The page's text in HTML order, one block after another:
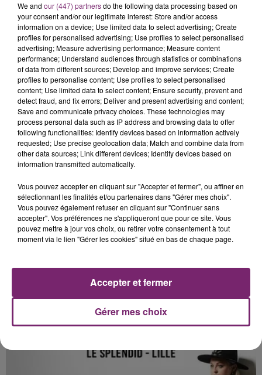
LES AUTRES JEUX >
26 mars 2024
JEU TERMINE PATRICK FIORI vous invite au
Zenith de Lille ce samedi...
We and our (447) partnersdo the following data processing based on
your consent and/or our legitimate interest: Store and/or access
information on a device; Use limited data to select advertising; Create
profiles for personalised advertising; Use profiles to select personalised
advertising; Measure advertising performance; Measure content
performance; Understand audiences through statistics or combinations
of data from different sources; Develop and improve services; Create
profiles to personalise content; Use profiles to select personalised
content; Use limited data to select content; Ensure security, prevent and
detect fraud, and fix errors; Deliver and present advertising and content;
Save and communicate privacy choices. These technologies may
process personal data such as IP address and browsing data to offer
following functionalities: Identify devices based on information actively
requested; Use precise geolocation data; Match and combine data from
other data sources; Link different devices; Identify devices based on
information transmitted automatically.
Vous pouvez accepter en cliquant sur "Accepter et fermer", ou affiner en
sélectionnant les finalités et/ou partenaires dans "Gérer mes choix".
Vous pouvez également refuser en cliquant sur "Continuer sans
accepter". Vos préférences ne s'appliqueront que pour ce site. Vous
pouvez mettre à jour vos choix, ou retirer votre consentement à tout
moment via le lien "Gérer les cookies" situé en bas de chaque page.
Gérer mes choix
Accepter et fermer